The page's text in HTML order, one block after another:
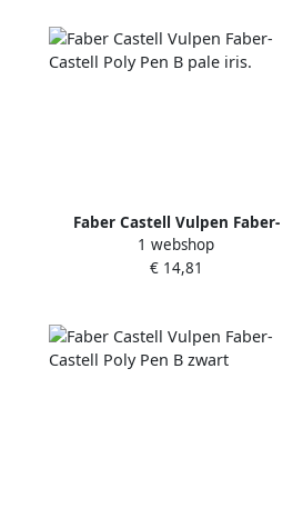
Faber Castell Vulpen Faber-
Castell Poly Pen B pale iris.
1 webshop
€ 14,81